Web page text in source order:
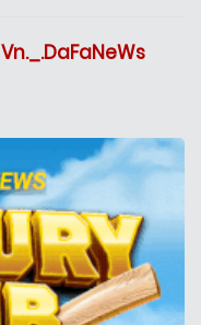
Vn._.DaFaNeWs